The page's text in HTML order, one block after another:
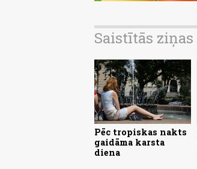
Saistītās ziņas
Pēc tropiskas nakts
gaidāma karsta
diena